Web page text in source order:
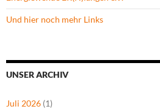
Und hier noch mehr Links
UNSER ARCHIV
Juli 2026 (1)